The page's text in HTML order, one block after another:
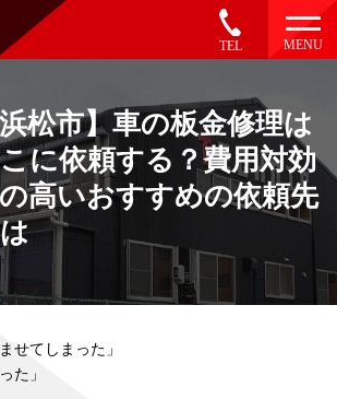
TEL MENU
浜松市】車の板金修理は
に依頼する？費用対効
高いおすすめの依頼先
せてしまった」
た」